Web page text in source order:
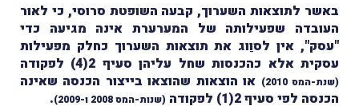
באשר לתוצאות השערוך, קבעה השופטת סרוסי, כי לאור
העובדה שפעילותה של המערערת אינה מגיעה כדי
"עסק", אין לסוַוג את תוצאות השערוך כחלק מפעילות
עסקית אלא כהכנסות שחל עליהן סעיף 2(4) לפקודה
(שנת-המס 2010)
או הוצאות שהוצאו בייצור הכנסה שאינה
הכנסה לפי סעיף 2(1) לפקודה
(שנות-המס 2008 ו-2009)
.